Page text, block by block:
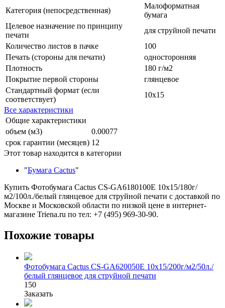
Категория (непосредственная)
Малоформатная
бумага
Целевое назначение по принципу
печати
для струйной печати
Количество листов в пачке
100
Печать (стороны для печати)
односторонняя
Плотность
180 г/м2
Покрытие первой стороны
глянцевое
Стандартный формат (если
соответствует)
10x15
Все характеристики
Общие характеристики
объем (м3)
0.00077
срок гарантии (месяцев) 12
Этот товар находится в категории
"Бумага Cactus"
Купить Фотобумага Cactus CS-GA6180100E 10x15/180г/
м2/100л./белый глянцевое для струйной печати с доставкой по
Москве и Московской области по низкой цене в интернет-
магазине Triena.ru по тел: +7 (495) 969-30-90.
Похожие товары
Фотобумага Cactus CS-GA620050E 10x15/200г/м2/50л./
белый глянцевое для струйной печати
150
Заказать